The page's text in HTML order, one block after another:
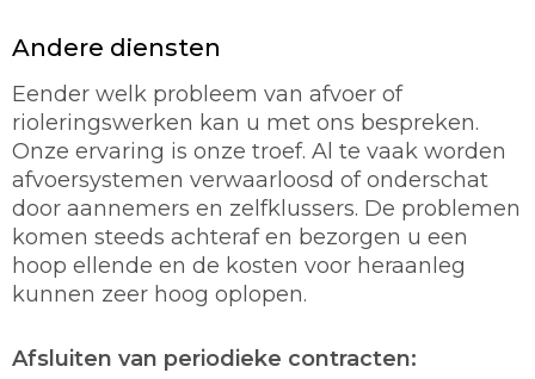
Andere diensten
Eender welk probleem van afvoer of
rioleringswerken kan u met ons bespreken.
Onze ervaring is onze troef. Al te vaak worden
afvoersystemen verwaarloosd of onderschat
door aannemers en zelfklussers. De problemen
komen steeds achteraf en bezorgen u een
hoop ellende en de kosten voor heraanleg
kunnen zeer hoog oplopen.
Afsluiten van periodieke contracten: